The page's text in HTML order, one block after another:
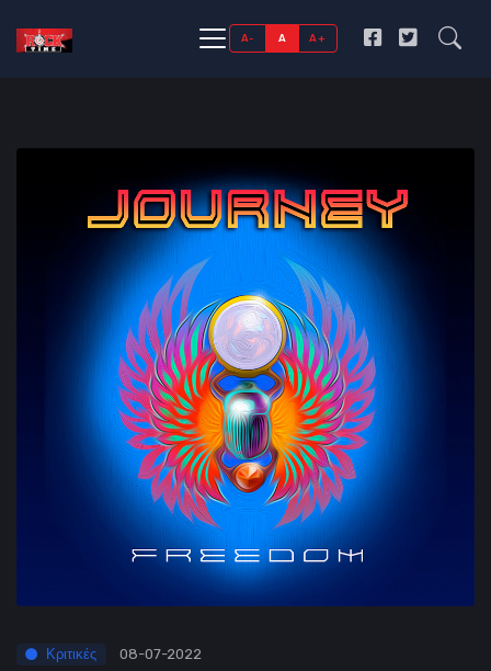
A- A A+
Κριτικές 08-07-2022